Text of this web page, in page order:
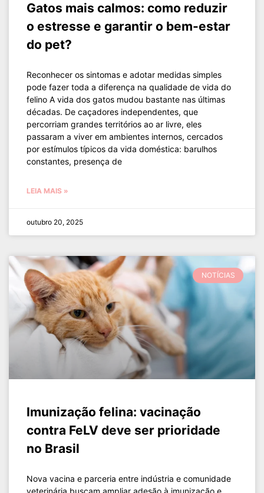
Gatos mais calmos: como reduzir
o estresse e garantir o bem-estar
do pet?
Reconhecer os sintomas e adotar medidas simples
pode fazer toda a diferença na qualidade de vida do
felino A vida dos gatos mudou bastante nas últimas
décadas. De caçadores independentes, que
percorriam grandes territórios ao ar livre, eles
passaram a viver em ambientes internos, cercados
por estímulos típicos da vida doméstica: barulhos
constantes, presença de
LEIA MAIS »
outubro 20, 2025
NOTÍCIAS
Imunização felina: vacinação
contra FeLV deve ser prioridade
no Brasil
Nova vacina e parceria entre indústria e comunidade
veterinária buscam ampliar adesão à imunização e